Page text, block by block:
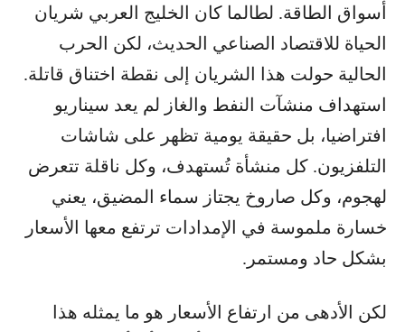
أسواق الطاقة. لطالما كان الخليج العربي شريان
الحياة للاقتصاد الصناعي الحديث، لكن الحرب
الحالية حولت هذا الشريان إلى نقطة اختناق قاتلة.
استهداف منشآت النفط والغاز لم يعد سيناريو
افتراضيا، بل حقيقة يومية تظهر على شاشات
التلفزيون. كل منشأة تُستهدف، وكل ناقلة تتعرض
لهجوم، وكل صاروخ يجتاز سماء المضيق، يعني
خسارة ملموسة في الإمدادات ترتفع معها الأسعار
بشكل حاد ومستمر.
لكن الأدهى من ارتفاع الأسعار هو ما يمثله هذا